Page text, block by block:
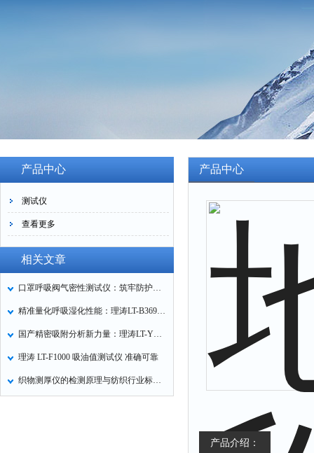
产品中心
测试仪
查看更多
相关文章
口罩呼吸阀气密性测试仪：筑牢防护口罩的质量关卡
精准量化呼吸湿化性能：理涛LT-B369湿化器数据采集装置技术解析
国产精密吸附分析新力量：理涛LT-Y019A全自动高压吸附仪的性能与应用解析
理涛 LT-F1000 吸油值测试仪 准确可靠
织物测厚仪的检测原理与纺织行业标准化应用
产品中心
产品介绍：